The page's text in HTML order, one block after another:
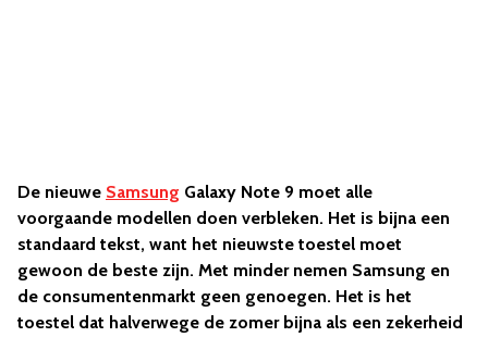
De nieuwe Samsung Galaxy Note 9 moet alle
voorgaande modellen doen verbleken. Het is bijna een
standaard tekst, want het nieuwste toestel moet
gewoon de beste zijn. Met minder nemen Samsung en
de consumentenmarkt geen genoegen. Het is het
toestel dat halverwege de zomer bijna als een zekerheid